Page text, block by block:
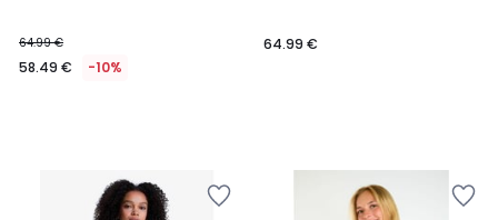
64.99 €
58.49 € -10%
64.99 €